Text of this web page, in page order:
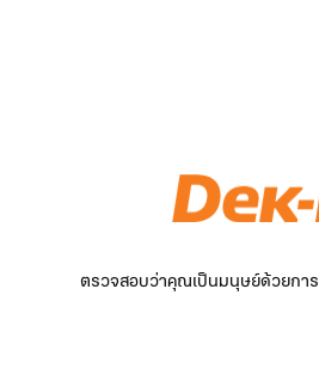
ตรวจสอบว่าคุณเป็นมนุษย์ด้วยการ